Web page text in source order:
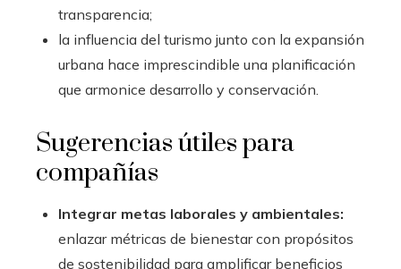
transparencia;
la influencia del turismo junto con la expansión
urbana hace imprescindible una planificación
que armonice desarrollo y conservación.
Sugerencias útiles para
compañías
Integrar metas laborales y ambientales:
enlazar métricas de bienestar con propósitos
de sostenibilidad para amplificar beneficios